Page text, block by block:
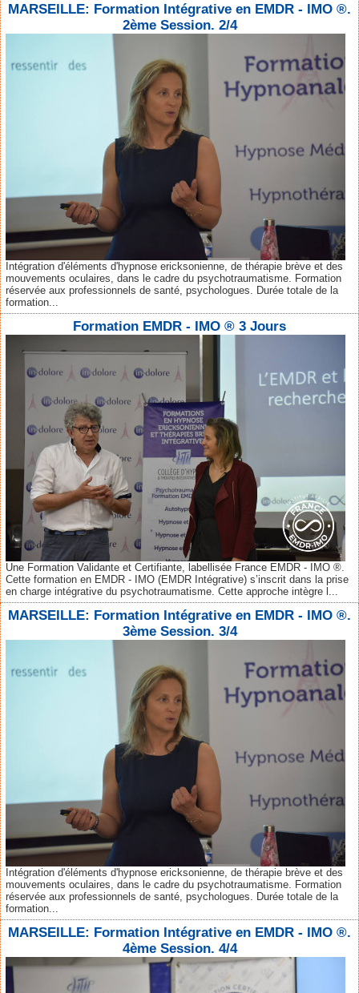
MARSEILLE: Formation Intégrative en EMDR - IMO ®.
2ème Session. 2/4
Intégration d'éléments d'hypnose ericksonienne, de thérapie brève et des
mouvements oculaires, dans le cadre du psychotraumatisme. Formation
réservée aux professionnels de santé, psychologues. Durée totale de la
formation...
Formation EMDR - IMO ® 3 Jours
Une Formation Validante et Certifiante, labellisée France EMDR - IMO ®.
Cette formation en EMDR - IMO (EMDR Intégrative) s’inscrit dans la prise
en charge intégrative du psychotraumatisme. Cette approche intègre l...
MARSEILLE: Formation Intégrative en EMDR - IMO ®.
3ème Session. 3/4
Intégration d'éléments d'hypnose ericksonienne, de thérapie brève et des
mouvements oculaires, dans le cadre du psychotraumatisme. Formation
réservée aux professionnels de santé, psychologues. Durée totale de la
formation...
MARSEILLE: Formation Intégrative en EMDR - IMO ®.
4ème Session. 4/4